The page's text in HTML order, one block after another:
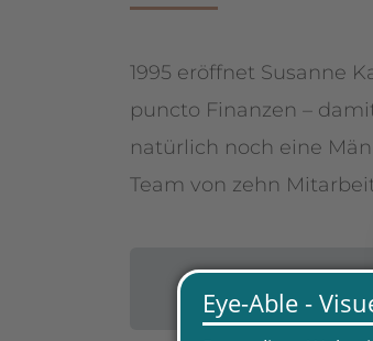
1995 eröffnet Susanne
puncto Finanzen –
natürlich noch eine
Team von zehn
Zurück zur